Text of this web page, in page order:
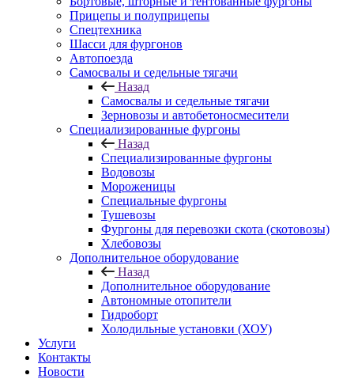
Прицепы и полуприцепы
Спецтехника
Шасси для фургонов
Автопоезда
Самосвалы и седельные тягачи
Назад
Самосвалы и седельные тягачи
Зерновозы и автобетоносмесители
Специализированные фургоны
Назад
Специализированные фургоны
Водовозы
Мороженицы
Специальные фургоны
Тушевозы
Фургоны для перевозки скота (скотовозы)
Хлебовозы
Дополнительное оборудование
Назад
Дополнительное оборудование
Автономные отопители
Гидроборт
Холодильные установки (ХОУ)
Услуги
Контакты
Новости